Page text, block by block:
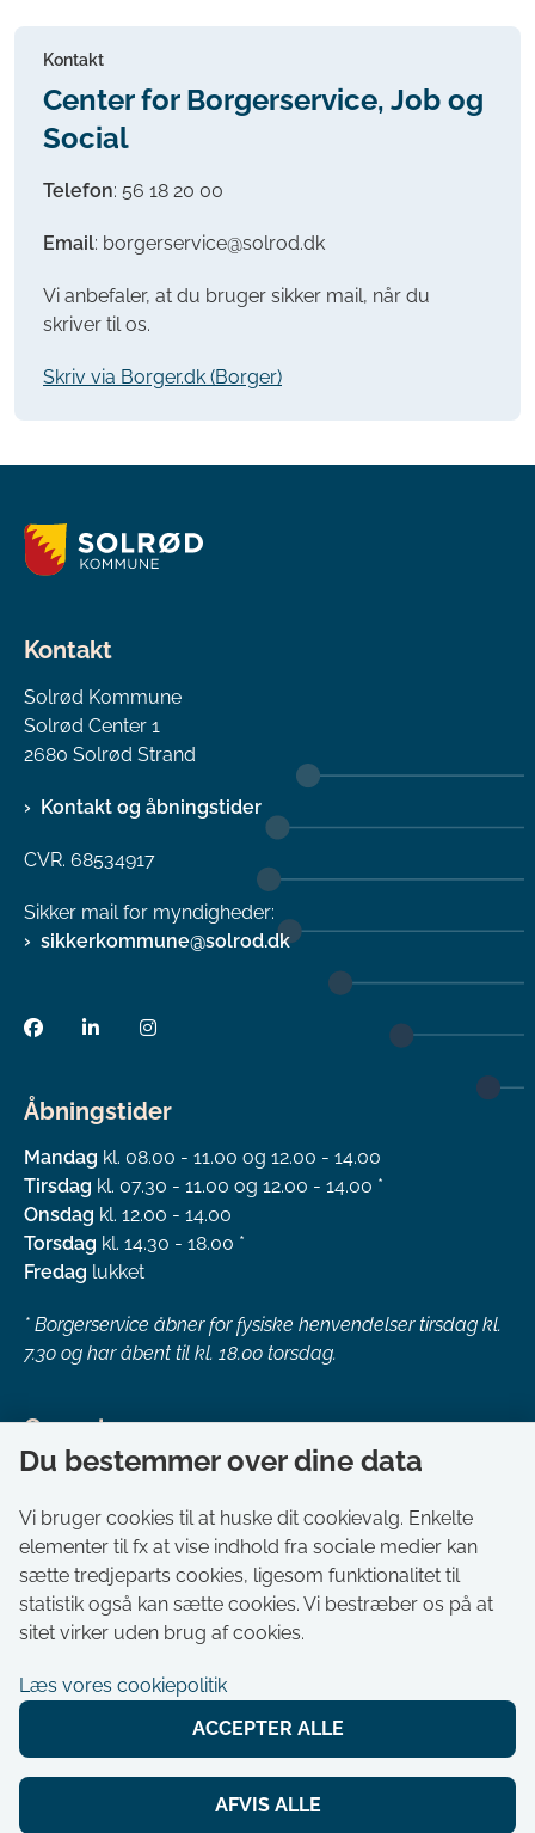
Kontakt
Center for Borgerservice, Job og
Social
Telefon: 56 18 20 00
Email: borgerservice@solrod.dk
Vi anbefaler, at du bruger sikker mail, når du
skriver til os.
Skriv via Borger.dk (Borger)
Kontakt
Solrød Kommune
Solrød Center 1
2680 Solrød Strand
Kontakt og åbningstider
CVR. 68534917
Sikker mail for myndigheder:
sikkerkommune@solrod.dk
Åbningstider
Mandag kl. 08.00 - 11.00 og 12.00 - 14.00
Tirsdag kl. 07.30 - 11.00 og 12.00 - 14.00 *
Onsdag kl. 12.00 - 14.00
Torsdag kl. 14.30 - 18.00 *
Fredag lukket
* Borgerservice åbner for fysiske henvendelser tirsdag kl.
7.30 og har åbent til kl. 18.00 torsdag.
Genveje
Aktuelt
Akut hjælp
Bestil tid i Borgerservice
Ledige stillinger
Tilgængelighedserklæring
Du bestemmer over dine data
Vi bruger cookies til at huske dit cookievalg. Enkelte
elementer til fx at vise indhold fra sociale medier kan
sætte tredjeparts cookies, ligesom funktionalitet til
statistik også kan sætte cookies. Vi bestræber os på at
sitet virker uden brug af cookies.
Læs vores cookiepolitik
ACCEPTER ALLE
AFVIS ALLE